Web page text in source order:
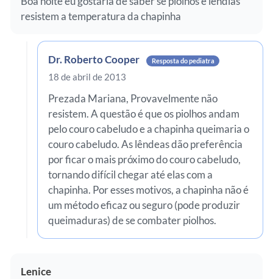
resistem a temperatura da chapinha
Dr. Roberto Cooper Resposta do pediatra
18 de abril de 2013
Prezada Mariana, Provavelmente não
resistem. A questão é que os piolhos andam
pelo couro cabeludo e a chapinha queimaria o
couro cabeludo. As lêndeas dão preferência
por ficar o mais próximo do couro cabeludo,
tornando difícil chegar até elas com a
chapinha. Por esses motivos, a chapinha não é
um método eficaz ou seguro (pode produzir
queimaduras) de se combater piolhos.
Lenice